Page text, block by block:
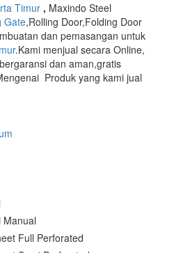
Timur , Maxindo Steel
Gate,Rolling Door,Folding Door
dan pemasangan untuk
.Kami menjual secara Online,
dan aman,gratis
Produk yang kami jual
Manual
Full Perforated